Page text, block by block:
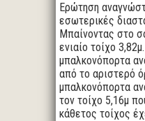
Ερώτηση
εσωτερικές
Μπαίνοντας στο
ενιαίο τοίχο
μπαλκονόπορτα
από το αριστερό
μπαλκονόπορτα
τον τοίχο 5,16μ
κάθετος τοίχος